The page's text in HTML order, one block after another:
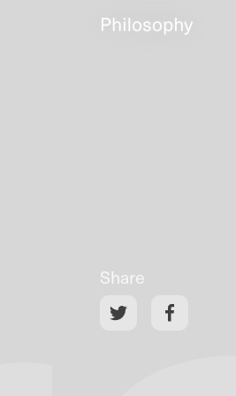
Share